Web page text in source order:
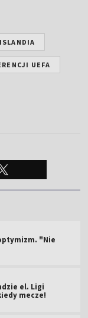
UEFA
"Nie
el. Ligi
mecze!